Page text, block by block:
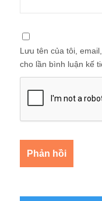
Lưu tên của tôi,
cho lần bình luận kế